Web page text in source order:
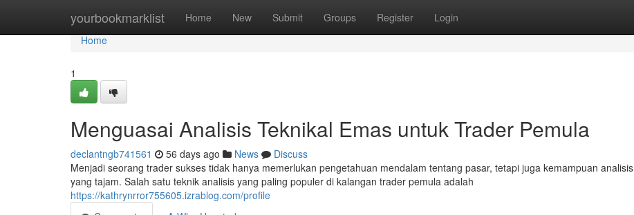
yourbookmarklist Home New Submit Groups Register Login
Home
Home
1
Menguasai Analisis Teknikal Emas untuk Trader Pemula
declantngb741561 56 days ago News
Discuss
Menjadi seorang trader sukses tidak hanya memerlukan pengetahuan mendalam tentang pasar, tetapi juga kemampuan analisis
yang tajam. Salah satu teknik analisis yang paling populer di kalangan trader pemula adalah
https://kathrynrror755605.izrablog.com/profile